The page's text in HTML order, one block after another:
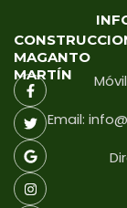
MAGANTO
MARTÍN
Email: